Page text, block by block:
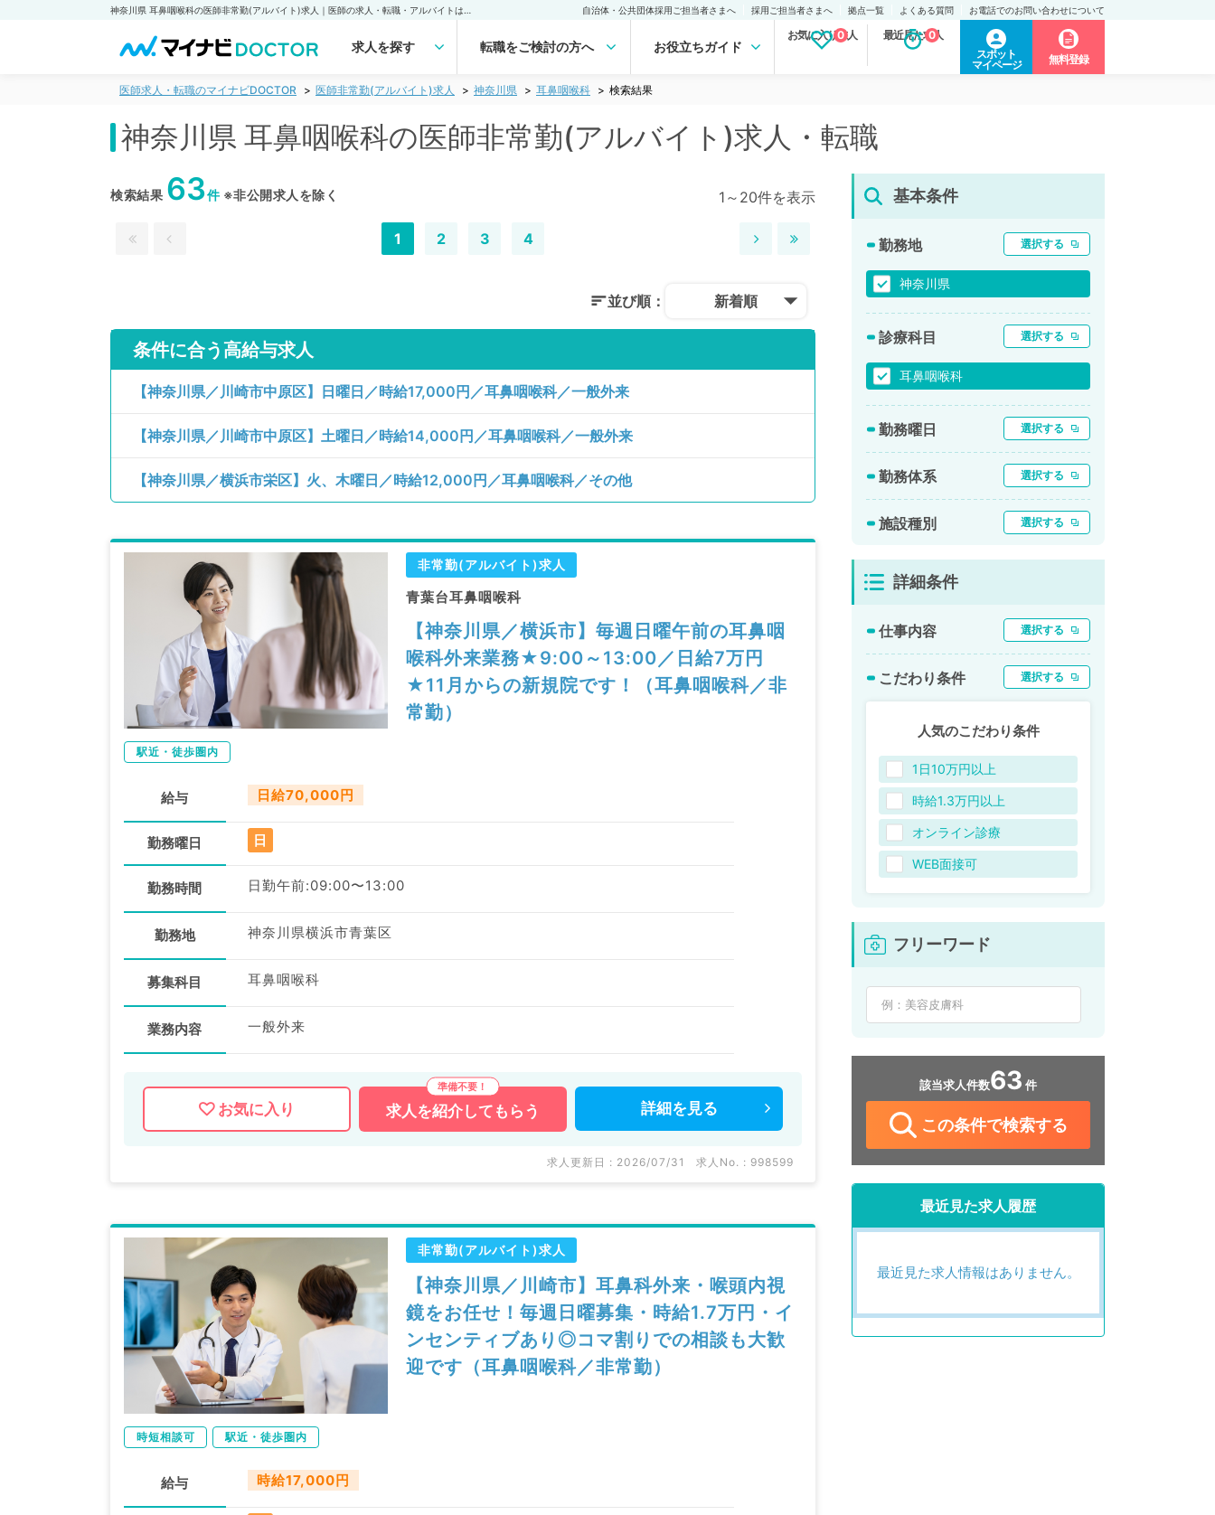
自治体・公共団体採用ご担当者さまへ 採用ご担当者さまへ 拠点一覧 よくある質問 お電話でのお問い合わせについて
求人を探す 転職をご検討の方へ お役立ちガイド
お気に入り求人
0 最近見た求人
0
スポット
マイページ
無料登録
医師求人・転職のマイナビDOCTOR 医師非常勤(アルバイト)求人 神奈川県 耳鼻咽喉科 検索結果
神奈川県 耳鼻咽喉科の医師非常勤(アルバイト)求人・転職
検索結果 63件※非公開求人を除く 1～20件を表示
1 2 3 4
並び順： 新着順
条件に合う高給与求人
【神奈川県／川崎市中原区】日曜日／時給17,000円／耳鼻咽喉科／一般外来
【神奈川県／川崎市中原区】土曜日／時給14,000円／耳鼻咽喉科／一般外来
【神奈川県／横浜市栄区】火、木曜日／時給12,000円／耳鼻咽喉科／その他
非常勤(アルバイト)求人
青葉台耳鼻咽喉科
【神奈川県／横浜市】毎週日曜午前の耳鼻咽
喉科外来業務★9:00～13:00／日給7万円
★11月からの新規院です！（耳鼻咽喉科／非
常勤）
駅近・徒歩圏内
給与 日給70,000円
勤務曜日 日
勤務時間 日勤午前:09:00〜13:00
勤務地 神奈川県横浜市青葉区
募集科目 耳鼻咽喉科
業務内容 一般外来
お気に入り 求人を紹介してもらう 詳細を 見る
求人更新日 : 2026/07/31 求人No. : 998599
非常勤(アルバイト)求人
【神奈川県／川崎市】耳鼻科外来・喉頭内視
鏡をお任せ！毎週日曜募集・時給1.7万円・イ
ンセンティブあり◎コマ割りでの相談も大歓
迎です（耳鼻咽喉科／非常勤）
時短相談可 駅近・徒歩圏内
給与 時給17,000円
基本条件
勤務地 選択する
神奈川県
診療科目 選択する
耳鼻咽喉科
勤務曜日 選択する
勤務体系 選択する
施設種別 選択する
詳細条件
仕事内容 選択する
こだわり条件 選択する
人気のこだわり条件
1日10万円以上
時給1.3万円以上
オンライン診療
WEB面接可
フリーワード
該当求人件数63 件
この条件で検索する
最近見た求人履歴
最近見た求人情報はありません。